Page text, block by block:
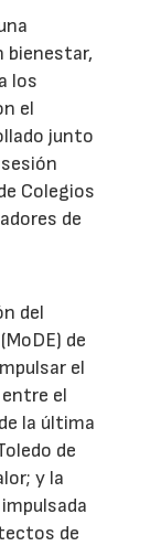
bienestar,
los
el
junto
Colegios
de
del
de
el
el
la última
de
y la
de